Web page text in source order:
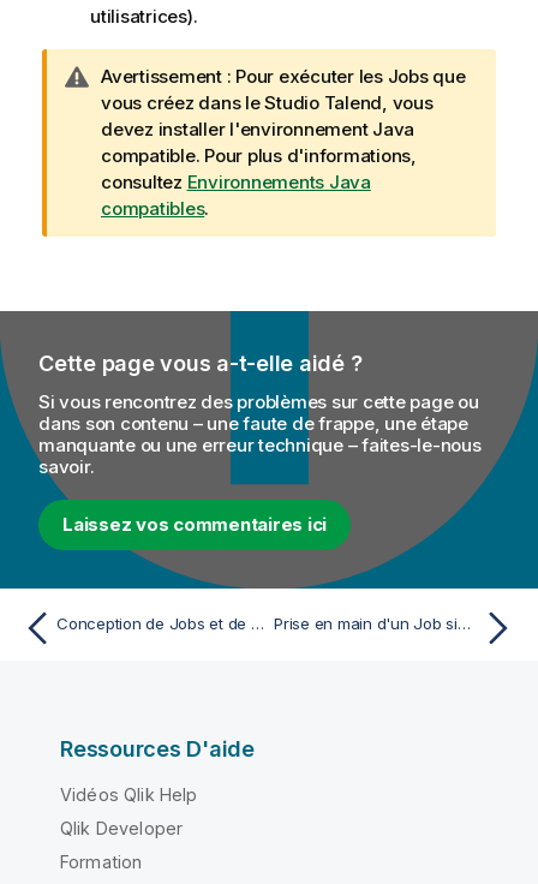
utilisatrices).
N
o
t
e
I
n
f
m
t
o
n
Avertissement : Pour exécuter les Jobs que
vous créez dans leStudio Talend, vous
devez installer l'environnement Java
compatible. Pour plus d'informations,
consultez Environnements Java
compatibles.
Cette page vous a-t-elle aidé ?
Si vous rencontrez des problèmes sur cette page ou
dans son contenu – une faute de frappe, une étape
manquante ou une erreur technique – faites-le-nous
savoir.
Laissez vos commentaires ici
Conception de Jobs et de Routes Prise en main d'un Job simple
Ressources D'aide
Vidéos Qlik Help
Qlik Developer
Formation